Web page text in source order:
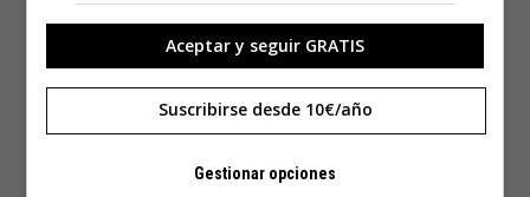
Aceptar y seguir GRATIS
Suscribirse desde 10€/año
Gestionar opciones